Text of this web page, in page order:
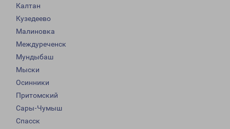
Калтан
Кузедеево
Малиновка
Междуреченск
Мундыбаш
Мыски
Осинники
Притомский
Сары-Чумыш
Спасск